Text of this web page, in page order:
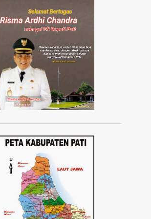
AISYIYAH JATENG AISYIYAH PATI
AISYIYAH TLOGOWUNGU
AJANG ABANG NONE JAKARTA 2024
AJUDAN KAPOLRI
AKAD MASSAL KPR SUBSIDI
AKADEMI SEPAK BOLA
AKBAR TANDJUNG AKSI 1000 LILIN
AKSI BELA DUKUNG PALESTINA
AKSI BORONG
AKSI DAMAI ANTI PREMANISME
AKSI DAMAI WARGA PATI
AKSI DEMO TOLAK KENAIKAN PAJAK